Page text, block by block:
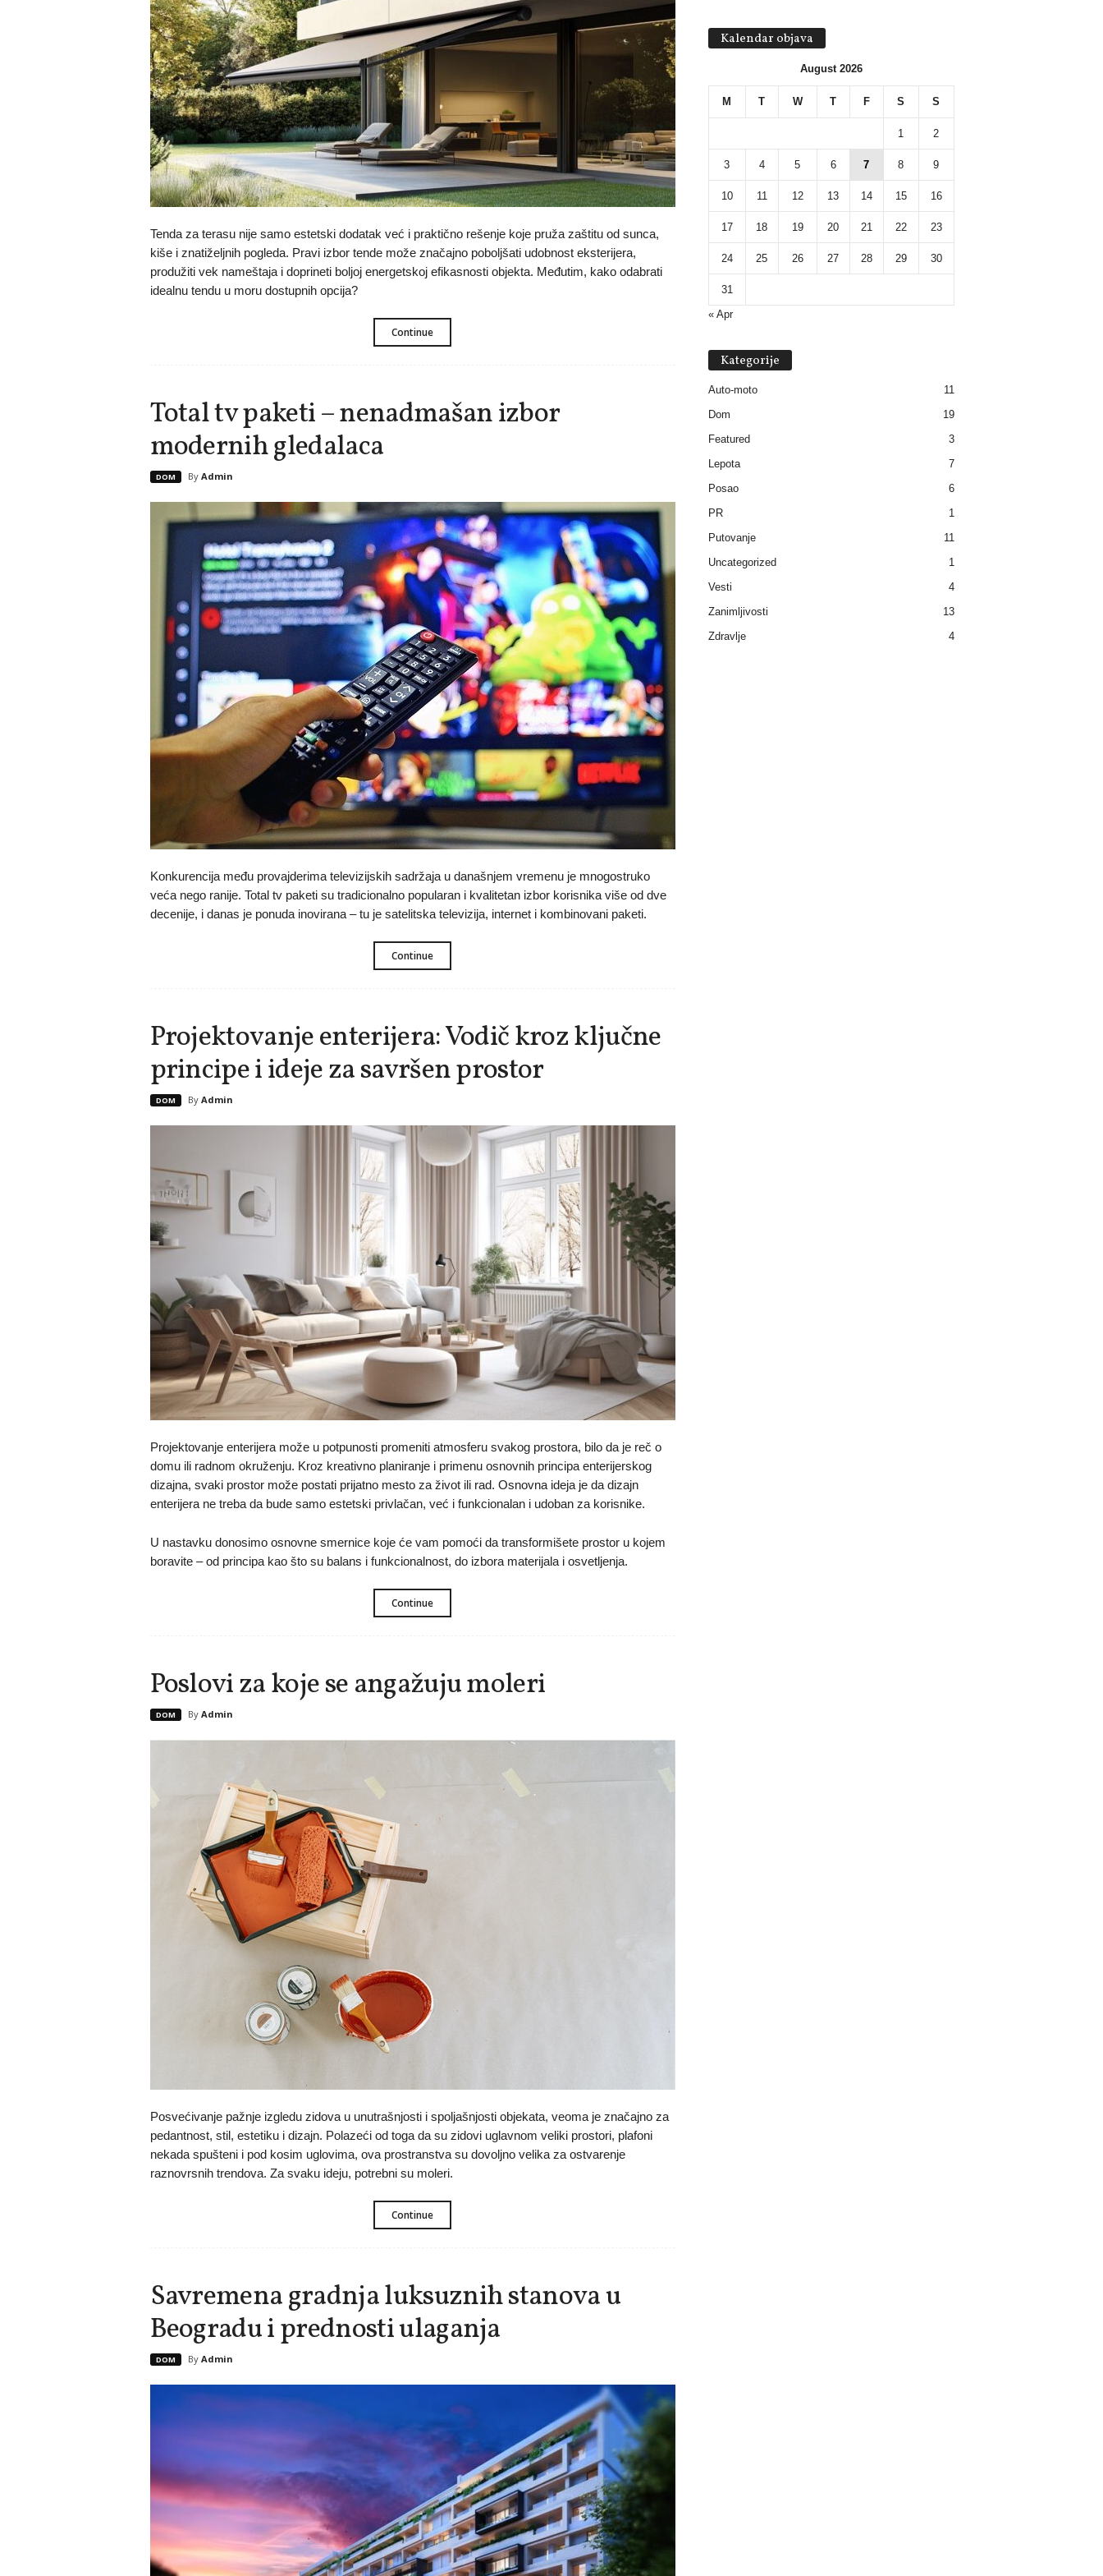
Tenda za terasu nije samo estetski dodatak već i praktično rešenje koje pruža zaštitu od sunca,
kiše i znatiželjnih pogleda. Pravi izbor tende može značajno poboljšati udobnost eksterijera,
produžiti vek nameštaja i doprineti boljoj energetskoj efikasnosti objekta. Međutim, kako odabrati
idealnu tendu u moru dostupnih opcija?
Continue
Total tv paketi – nenadmašan izbor
modernih gledalaca
DOM By Admin
Konkurencija među provajderima televizijskih sadržaja u današnjem vremenu je mnogostruko
veća nego ranije. Total tv paketi su tradicionalno popularan i kvalitetan izbor korisnika više od dve
decenije, i danas je ponuda inovirana – tu je satelitska televizija, internet i kombinovani paketi.
Continue
Projektovanje enterijera: Vodič kroz ključne
principe i ideje za savršen prostor
DOM By Admin
Projektovanje enterijera može u potpunosti promeniti atmosferu svakog prostora, bilo da je reč o
domu ili radnom okruženju. Kroz kreativno planiranje i primenu osnovnih principa enterijerskog
dizajna, svaki prostor može postati prijatno mesto za život ili rad. Osnovna ideja je da dizajn
enterijera ne treba da bude samo estetski privlačan, već i funkcionalan i udoban za korisnike.
U nastavku donosimo osnovne smernice koje će vam pomoći da transformišete prostor u kojem
boravite – od principa kao što su balans i funkcionalnost, do izbora materijala i osvetljenja.
Continue
Poslovi za koje se angažuju moleri
DOM By Admin
Posvećivanje pažnje izgledu zidova u unutrašnjosti i spoljašnjosti objekata, veoma je značajno za
pedantnost, stil, estetiku i dizajn. Polazeći od toga da su zidovi uglavnom veliki prostori, plafoni
nekada spušteni i pod kosim uglovima, ova prostranstva su dovoljno velika za ostvarenje
raznovrsnih trendova. Za svaku ideju, potrebni su moleri.
Continue
Savremena gradnja luksuznih stanova u
Beogradu i prednosti ulaganja
DOM By Admin
Kalendar objava
August 2026
M T W T F S S
1 2
3 4 5 6 7 8 9
10 11 12 13 14 15 16
17 18 19 20 21 22 23
24 25 26 27 28 29 30
31
« Apr
Kategorije
Auto-moto
11
Dom
19
Featured
3
Lepota
7
Posao
6
PR
1
Putovanje
11
Uncategorized
1
Vesti
4
Zanimljivosti
13
Zdravlje
4